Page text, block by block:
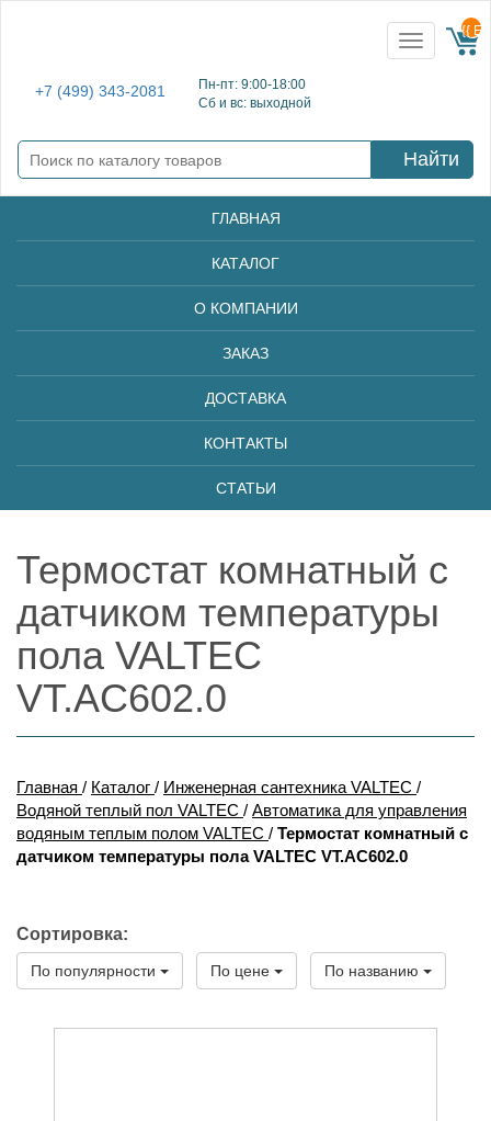
+7 (499) 343-2081
Пн-пт: 9:00-18:00
Сб и вс: выходной
Toggle
navigation
{{
Найти
ГЛАВНАЯ
КАТАЛОГ
О КОМПАНИИ
ЗАКАЗ
ДОСТАВКА
КОНТАКТЫ
СТАТЬИ
Термостат комнатный с
датчиком температуры
пола VALTEC
VT.AC602.0
Главная / Каталог / Инженерная сантехника VALTEC /
Водяной теплый пол VALTEC / Автоматика для управления
водяным теплым полом VALTEC / Термостат комнатный с
датчиком температуры пола VALTEC VT.AC602.0
Сортировка:
По популярности По цене По названию